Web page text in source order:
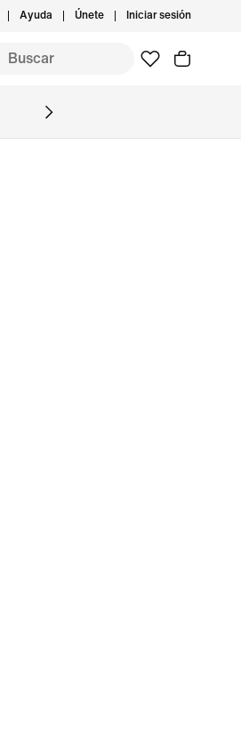
Ayuda Únete Iniciar sesión